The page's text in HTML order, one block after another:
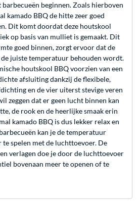
beginnen. Zoals hierboven
kamado BBQ de hitte zeer goed
Dit komt doordat deze houtskool
op basis van mulliet is gemaakt. Dit
goed binnen, zorgt ervoor dat de
juiste temperatuur behouden wordt.
houtskool BBQ voorzien van een
afsluiting dankzij de flexibele,
en de vier uiterst stevige veren
zeggen dat er geen lucht binnen kan
de rook en de heerlijke smaak erin
kamado BBQ is dus lekker relax en
kan je de temperatuur
spelen met de luchttoevoer. De
verlagen doe je door de luchttoevoer
bovenaan meer te openen of te